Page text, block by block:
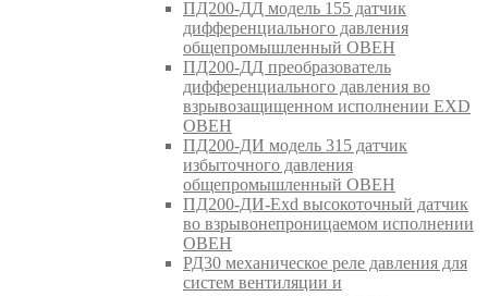
ПД200-ДД модель 155 датчик
дифференциального давления
общепромышленный ОВЕН
ПД200-ДД преобразователь
дифференциального давления во
взрывозащищенном исполнении EXD
ОВЕН
ПД200-ДИ модель 315 датчик
избыточного давления
общепромышленный ОВЕН
ПД200-ДИ-Exd высокоточный датчик
во взрывонепроницаемом исполнении
ОВЕН
РД30 механическое реле давления для
систем вентиляции и